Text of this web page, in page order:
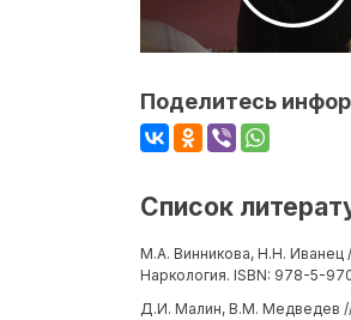
Поделитесь
Список
М.А. Винникова, Н.Н. Иванец
Наркология. ISBN: 978-5-
Д.И. Малин, В.М. Медведев